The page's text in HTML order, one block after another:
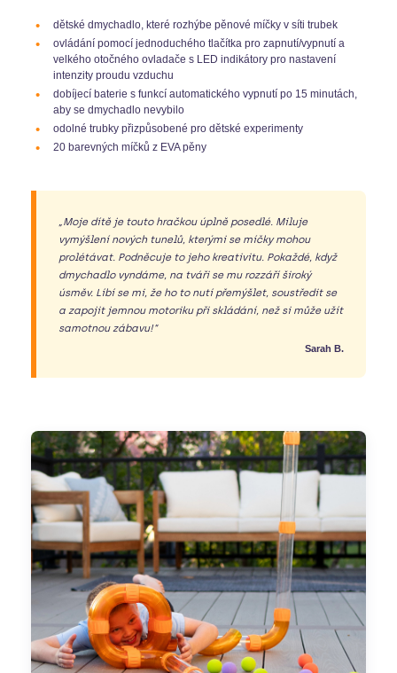
dětské dmychadlo, které rozhýbe pěnové míčky v síti trubek
ovládání pomocí jednoduchého tlačítka pro zapnutí/vypnutí a
velkého otočného ovladače s LED indikátory pro nastavení
intenzity proudu vzduchu
dobíjecí baterie s funkcí automatického vypnutí po 15 minutách,
aby se dmychadlo nevybilo
odolné trubky přizpůsobené pro dětské experimenty
20 barevných míčků z EVA pěny
„Moje dítě je touto hračkou úplně posedlé. Miluje
vymýšlení nových tunelů, kterými se míčky mohou
prolétávat. Podněcuje to jeho kreativitu. Pokaždé, když
dmychadlo vyndáme, na tváři se mu rozzáří široký
úsměv. Líbí se mi, že ho to nutí přemýšlet, soustředit se
a zapojit jemnou motoriku při skládání, než si může užít
samotnou zábavu!“
Sarah B.